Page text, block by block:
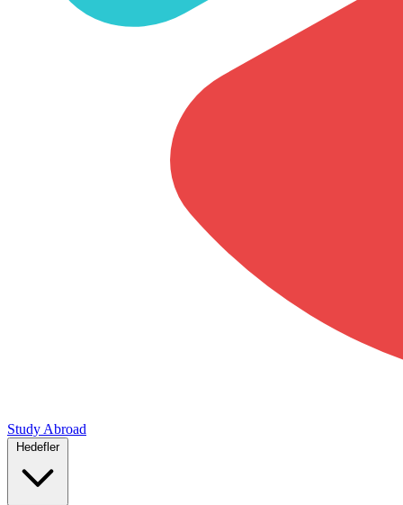
Study Abroad
Hedefler